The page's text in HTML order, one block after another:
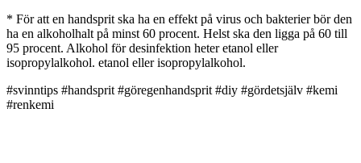
* För att en handsprit ska ha en effekt på virus och bakterier bör den
ha en alkoholhalt på minst 60 procent. Helst ska den ligga på 60 till
95 procent. Alkohol för desinfektion heter etanol eller
isopropylalkohol. etanol eller isopropylalkohol.
#svinntips #handsprit #göregenhandsprit #diy #gördetsjälv #kemi
#renkemi